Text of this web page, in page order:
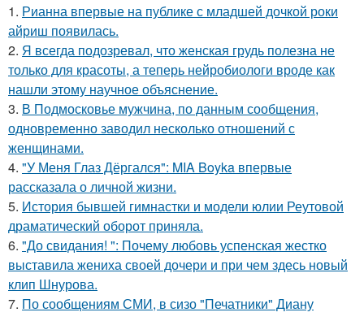
1. Рианна впервые на публике с младшей дочкой роки
айриш появилась.
2. Я всегда подозревал, что женская грудь полезна не
только для красоты, а теперь нейробиологи вроде как
нашли этому научное объяснение.
3. В Подмосковье мужчина, по данным сообщения,
одновременно заводил несколько отношений с
женщинами.
4. "У Меня Глаз Дёргался": MIA Boyka впервые
рассказала о личной жизни.
5. История бывшей гимнастки и модели юлии Реутовой
драматический оборот приняла.
6. "До свидания! ": Почему любовь успенская жестко
выставила жениха своей дочери и при чем здесь новый
клип Шнурова.
7. По сообщениям СМИ, в сизо "Печатники" Диану